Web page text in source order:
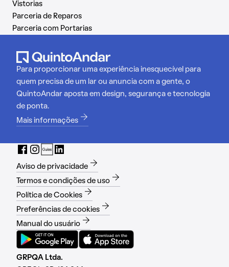
Vistorias
Parceria de Reparos
Parceria com Portarias
Para proporcionar uma experiência inesquecível para
quem precisa de um lar ou anuncia com a gente, o
QuintoAndar aposta em design, segurança e tecnologia
de ponta.
Mais informações
Aviso de privacidade
Termos e condições de uso
Política de Cookies
Preferências de cookies
Manual do usuário
GRPQA Ltda.